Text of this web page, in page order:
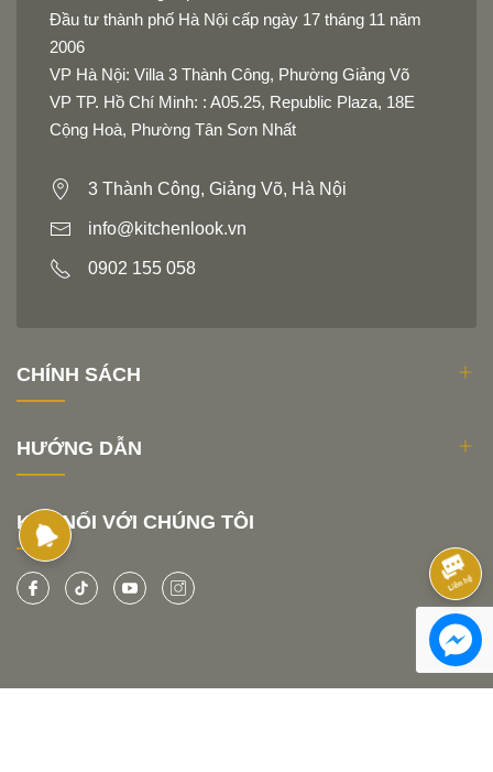
Đầu tư thành phố Hà Nội cấp ngày 17 tháng 11 năm
2006
VP Hà Nội: Villa 3 Thành Công, Phường Giảng Võ
VP TP. Hồ Chí Minh: : A05.25, Republic Plaza, 18E
Cộng Hoà, Phường Tân Sơn Nhất
3 Thành Công, Giảng Võ, Hà Nội
info@kitchenlook.vn
0902 155 058
CHÍNH SÁCH
HƯỚNG DẪN
KẾT NỐI VỚI CHÚNG TÔI